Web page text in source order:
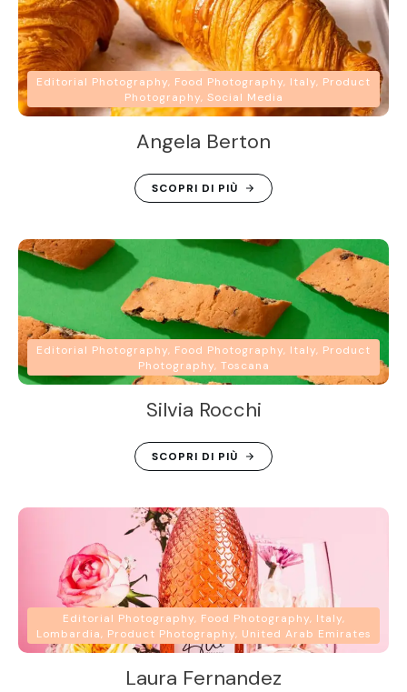
Editorial Photography, Food Photography, Italy, Product
Photography, Social Media
Angela Berton
SCOPRI DI PIÙ
Editorial Photography, Food Photography, Italy, Product
Photography, Toscana
Silvia Rocchi
SCOPRI DI PIÙ
Editorial Photography, Food Photography, Italy,
Lombardia, Product Photography, United Arab Emirates
Laura Fernandez